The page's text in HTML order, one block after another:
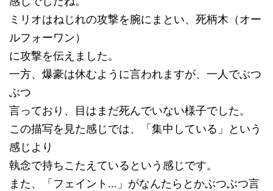
ミリオはねじれの攻撃を腕にまとい、死柄木（オー
ルフォーワン）
に攻撃を伝えました。
一方、爆豪は休むように言われますが、一人でぶつ
ぶつ
言っており、目はまだ死んでいない様子でした。
この描写を見た感じでは、「集中している」という
感じより
執念で持ちこたえているという感じです。
また、「フェイント…」がなんたらとかぶつぶつ言